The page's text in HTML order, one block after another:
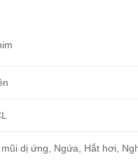
dị ứng, Ngứa, Hắt hơi,